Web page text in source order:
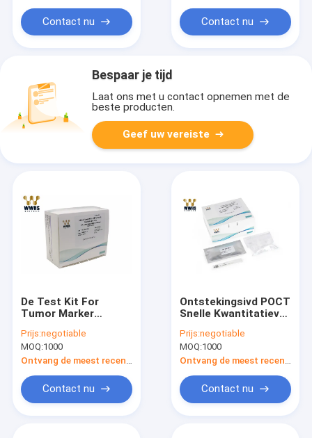
Contact nu Contact nu
Bespaar je tijd
Laat ons met u contact opnemen met de
beste producten.
Geef uw vereiste
De Test Kit For
Tumor Marker
Alpha Fetoprotein
POCT
Prijs:negotiable
MOQ:1000
Contact nu
Ontstekingsivd POCT
Snelle Kwantitatieve
Assay
Prijs:negotiable
MOQ:1000
Contact nu